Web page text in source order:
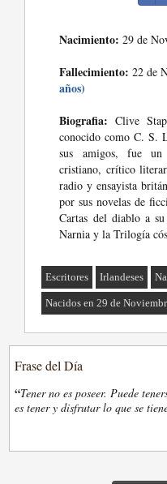
Nacimiento: 29 de
Fallecimiento: 22 de
años)
Biografia: Clive
conocido como C. S.
sus amigos, fue un
cristiano, crítico
radio y ensayista
por sus novelas de
Cartas del diablo a
Narnia y la Trilogía
Escritores Irlandeses
Nacidos en 29 de
Frase del Día
“Tener no es poseer. Puede
es tener y disfrutar lo que se